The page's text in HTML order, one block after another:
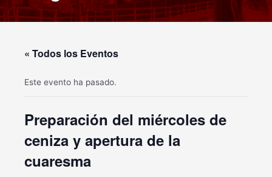
« Todos los Eventos
Este evento ha pasado.
Preparación del miércoles de
ceniza y apertura de la
cuaresma